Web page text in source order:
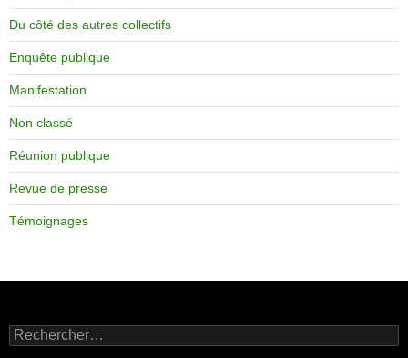
Du côté des autres collectifs
Enquête publique
Manifestation
Non classé
Réunion publique
Revue de presse
Témoignages
Rechercher :